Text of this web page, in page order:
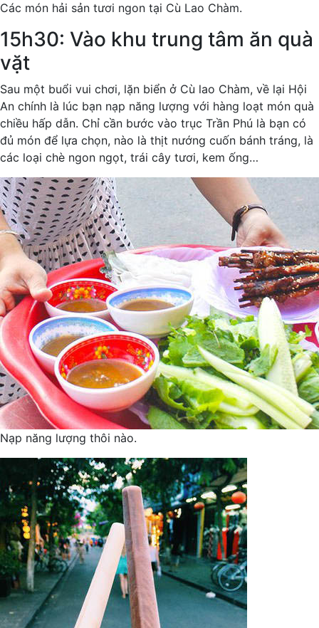
Các món hải sản tươi ngon tại Cù Lao Chàm.
15h30: Vào khu trung tâm ăn quà
vặt
Sau một buổi vui chơi, lặn biển ở Cù lao Chàm, về lại Hội
An chính là lúc bạn nạp năng lượng với hàng loạt món quà
chiều hấp dẫn. Chỉ cần bước vào trục Trần Phú là bạn có
đủ món để lựa chọn, nào là thịt nướng cuốn bánh tráng, là
các loại chè ngon ngọt, trái cây tươi, kem ống…
Nạp năng lượng thôi nào.